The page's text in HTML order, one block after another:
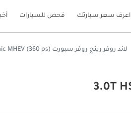
اعرف سعر سيارتك فحص للسيارات
لاند روفر رينج روفر سبورت 3.0T HSE Dynamic MHEV (360 ps)